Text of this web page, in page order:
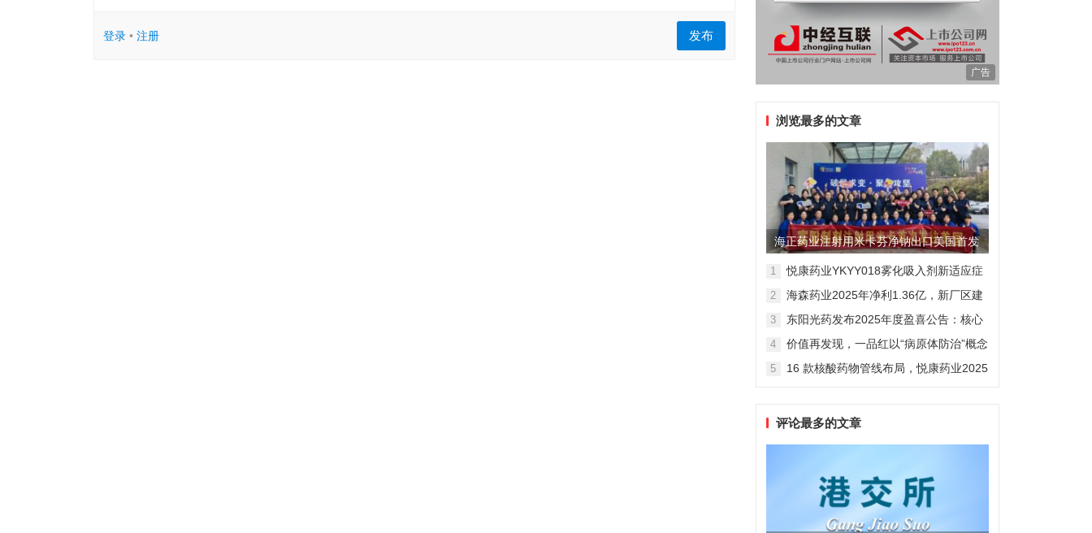
登录• 注册 发布
广告
浏览最多的文章
海正药业注射用米卡芬净钠出口美国首发
制剂全球化迈出关键一步
1
悦康药业YKYY018雾化吸入剂新适应症
感染防治
2
海森药业2025年净利1.36亿，新厂区建
3
东阳光药发布2025年度盈喜公告：核心
维度
4
价值再发现，一品红以“病原体防治”概念
5
16 款核酸药物管线布局，悦康药业2025
评论最多的文章